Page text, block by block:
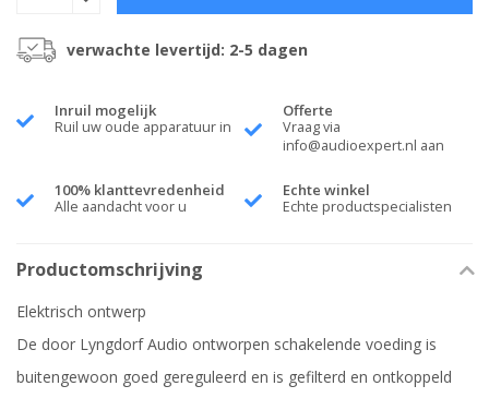
verwachte levertijd: 2-5 dagen
Inruil mogelijk
Ruil uw oude apparatuur in
Offerte
Vraag via
info@audioexpert.nl aan
100% klanttevredenheid
Alle aandacht voor u
Echte winkel
Echte productspecialisten
Productomschrijving
Elektrisch ontwerp
De door Lyngdorf Audio ontworpen schakelende voeding is
buitengewoon goed gereguleerd en is gefilterd en ontkoppeld